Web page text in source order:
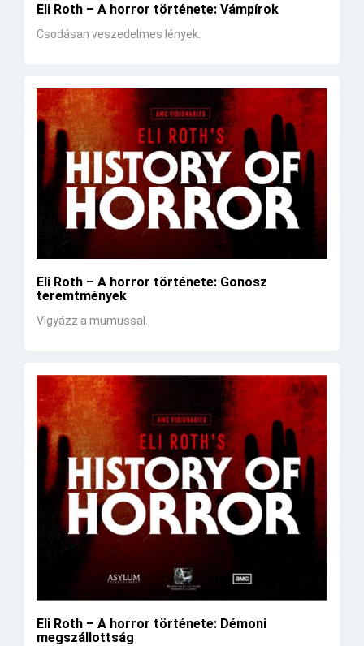
Eli Roth – A horror története: Vámpírok
Csodásan veszedelmes lények.
Eli Roth – A horror története: Gonosz
teremtmények
Vigyázz a mumussal.
Eli Roth – A horror története: Démoni
megszállottság